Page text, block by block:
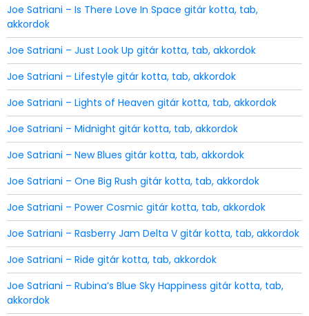
Joe Satriani – Is There Love In Space gitár kotta, tab,
akkordok
Joe Satriani – Just Look Up gitár kotta, tab, akkordok
Joe Satriani – Lifestyle gitár kotta, tab, akkordok
Joe Satriani – Lights of Heaven gitár kotta, tab, akkordok
Joe Satriani – Midnight gitár kotta, tab, akkordok
Joe Satriani – New Blues gitár kotta, tab, akkordok
Joe Satriani – One Big Rush gitár kotta, tab, akkordok
Joe Satriani – Power Cosmic gitár kotta, tab, akkordok
Joe Satriani – Rasberry Jam Delta V gitár kotta, tab, akkordok
Joe Satriani – Ride gitár kotta, tab, akkordok
Joe Satriani – Rubina’s Blue Sky Happiness gitár kotta, tab,
akkordok